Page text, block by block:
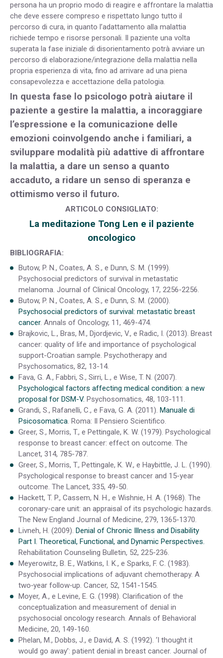
persona ha un proprio modo di reagire e affrontare la malattia
che deve essere compreso e rispettato lungo tutto il
percorso di cura, in quanto l’adattamento alla malattia
richiede tempo e risorse personali. Il paziente una volta
superata la fase iniziale di disorientamento potrà avviare un
percorso di elaborazione/integrazione della malattia nella
propria esperienza di vita, fino ad arrivare ad una piena
consapevolezza e accettazione della patologia.
In questa fase lo psicologo potrà aiutare il
paziente a gestire la malattia, a incoraggiare
l’espressione e la comunicazione delle
emozioni coinvolgendo anche i familiari, a
sviluppare modalità più adattive di affrontare
la malattia, a dare un senso a quanto
accaduto, a ridare un senso di speranza e
ottimismo verso il futuro.
ARTICOLO CONSIGLIATO:
La meditazione Tong Len e il paziente
oncologico
BIBLIOGRAFIA:
Butow, P. N., Coates, A. S., e Dunn, S. M. (1999).
Psychosocial predictors of survival in metastatic
melanoma. Journal of Clinical Oncology, 17, 2256-2256.
Butow, P. N., Coates, A. S., e Dunn, S. M. (2000).
Psychosocial predictors of survival: metastatic breast
cancer. Annals of Oncology, 11, 469-474.
Brajkovic, L., Bras, M., Djordjevic, V., e Radic, I. (2013). Breast
cancer: quality of life and importance of psychological
support-Croatian sample. Psychotherapy and
Psychosomatics, 82, 13-14.
Fava, G. A., Fabbri, S., Sirri, L., e Wise, T. N. (2007).
Psychological factors affecting medical condition: a new
proposal for DSM-V. Psychosomatics, 48, 103-111.
Grandi, S., Rafanelli, C., e Fava, G. A. (2011). Manuale di
Psicosomatica. Roma: Il Pensiero Scientifico.
Greer, S., Morris, T., e Pettingale, K. W. (1979). Psychological
response to breast cancer: effect on outcome. The
Lancet, 314, 785-787.
Greer, S., Morris, T., Pettingale, K. W., e Haybittle, J. L. (1990).
Psychological response to breast cancer and 15-year
outcome. The Lancet, 335, 49-50.
Hackett, T. P., Cassem, N. H., e Wishnie, H. A. (1968). The
coronary-care unit: an appraisal of its psychologic hazards.
The New England Journal of Medicine, 279, 1365-1370.
Livneh, H. (2009). Denial of Chronic Illness and Disability
Part I. Theoretical, Functional, and Dynamic Perspectives.
Rehabilitation Counseling Bulletin, 52, 225-236.
Meyerowitz, B. E., Watkins, I. K., e Sparks, F. C. (1983).
Psychosocial implications of adjuvant chemotherapy. A
two‐year follow‐up. Cancer, 52, 1541-1545.
Moyer, A., e Levine, E. G. (1998). Clarification of the
conceptualization and measurement of denial in
psychosocial oncology research. Annals of Behavioral
Medicine, 20, 149-160.
Phelan, M., Dobbs, J., e David, A. S. (1992). ‘I thought it
would go away’: patient denial in breast cancer. Journal of